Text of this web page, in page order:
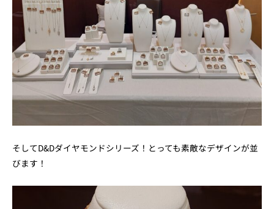
そしてD&Dダイヤモンドシリーズ！とっても素敵なデザインが並
びます！